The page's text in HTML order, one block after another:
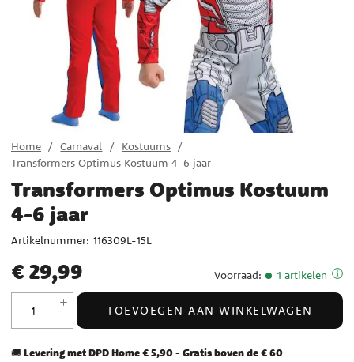
Home Carnaval
Kostuums
Transformers Optimus Kostuum 4-6 jaar
Transformers Optimus Kostuum
4-6 jaar
Artikelnummer: 116309L-15L
Prijs:€ 29,99
€ 29,99 Voorraad: 1 artikelen
TOEVOEGEN AAN WINKELWAGEN
🚚 Levering met DPD Home € 5,90 - Gratis boven de € 60